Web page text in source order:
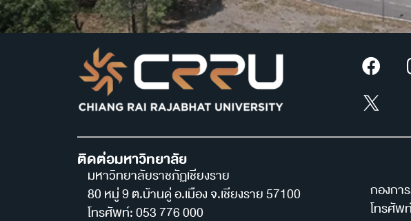
ติดต่อมหาวิทยาลัย
มหาวิทยาลัยราชภัฏเชียงราย
80 หมู่ 9 ต.บ้านดู่ อ.เมือง จ.เชียงราย 57100
โทรศัพท์: 053 776 000
กองกา
โทรศัพ